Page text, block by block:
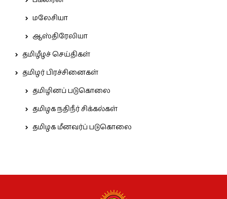
மலேசியா
ஆஸ்திரேலியா
தமிழீழச் செய்திகள்
தமிழர் பிரச்சினைகள்
தமிழினப் படுகொலை
தமிழக நதிநீர் சிக்கல்கள்
தமிழக மீனவர்ப் படுகொலை